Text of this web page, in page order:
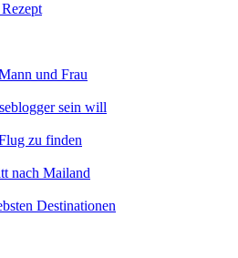
und Frau
sein will
zu finden
nach Mailand
Destinationen